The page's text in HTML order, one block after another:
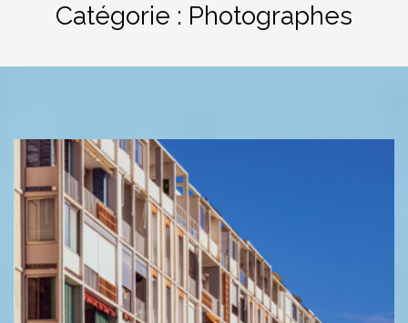
Catégorie : Photographes